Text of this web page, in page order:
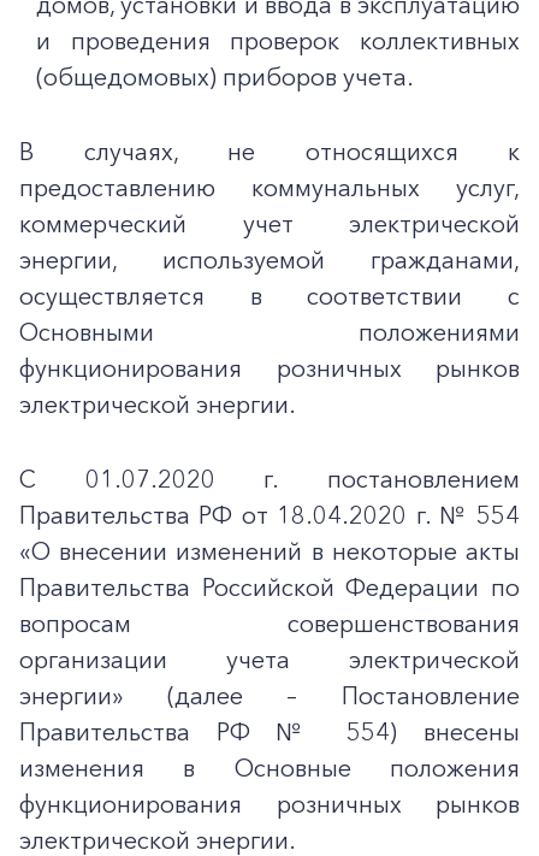
и проведения проверок коллективных
(общедомовых) приборов учета.
В случаях, не относящихся к
предоставлению коммунальных услуг,
коммерческий учет электрической
энергии, используемой гражданами,
осуществляется в соответствии с
Основными положениями
функционирования розничных рынков
электрической энергии.
С 01.07.2020 г. постановлением
Правительства РФ от 18.04.2020 г. № 554
«О внесении изменений в некоторые акты
Правительства Российской Федерации по
вопросам совершенствования
организации учета электрической
энергии» (далее – Постановление
Правительства РФ № 554) внесены
изменения в Основные положения
функционирования розничных рынков
электрической энергии.